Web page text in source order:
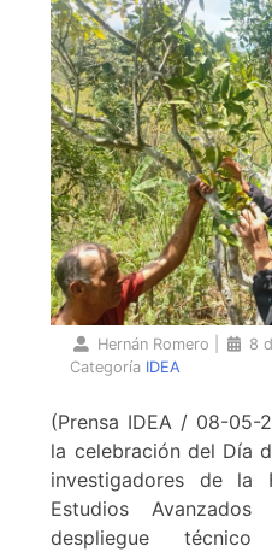
Hernán Romero
8
Categoría IDEA
(Prensa IDEA / 08-
la celebración del Día
investigadores de la
Estudios
despliegue